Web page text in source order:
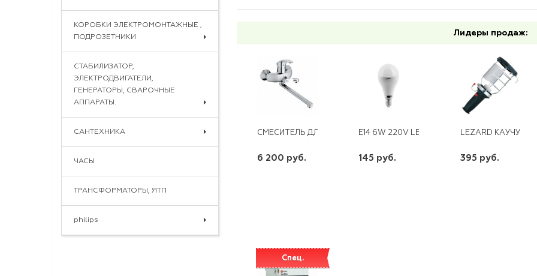
КОРОБКИ ЭЛЕКТРОМОНТАЖНЫЕ ,
ПОДРОЗЕТНИКИ
СТАБИЛИЗАТОР,
ЭЛЕКТРОДВИГАТЕЛИ,
ГЕНЕРАТОРЫ, СВАРОЧНЫЕ
АППАРАТЫ.
САНТЕХНИКА
ЧАСЫ
ТРАНСФОРМАТОРЫ, ЯТП
philips
Лидеры продаж:
СМЕСИТЕЛЬ ДЛЯ ВАННЫ ДЛИННЫЙ ИЗЛИВ ХРОМ CN2321
6 200 руб.
E14 6W 220V LED 2700K ELEMENTARY
145 руб.
LEZARD КАУЧУК
395 руб.
Спец.